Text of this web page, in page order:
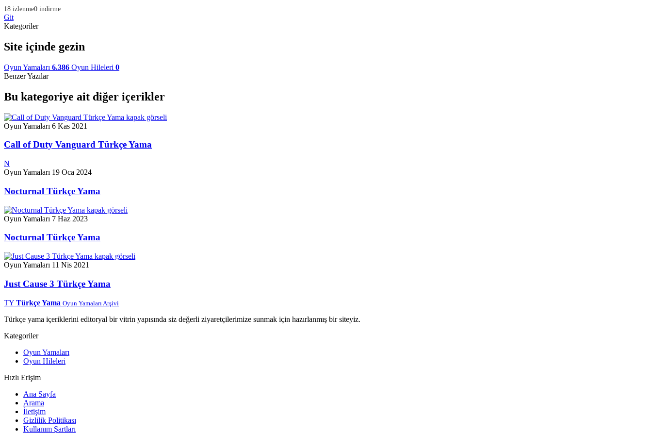
18 izlenme0 indirme
Git
Kategoriler
Site içinde gezin
Oyun Yamaları 6.386 Oyun Hileleri 0
Benzer Yazılar
Bu kategoriye ait diğer içerikler
Oyun Yamaları 6 Kas 2021
Call of Duty Vanguard Türkçe Yama
N
Oyun Yamaları 19 Oca 2024
Nocturnal Türkçe Yama
Oyun Yamaları 7 Haz 2023
Nocturnal Türkçe Yama
Oyun Yamaları 11 Nis 2021
Just Cause 3 Türkçe Yama
TY Türkçe Yama Oyun Yamaları Arşivi
Türkçe yama içeriklerini editoryal bir vitrin yapısında siz değerli ziyaretçilerimize sunmak için hazırlanmış bir siteyiz.
Kategoriler
Oyun Yamaları
Oyun Hileleri
Hızlı Erişim
Ana Sayfa
Arama
İletişim
Gizlilik Politikası
Kullanım Şartları